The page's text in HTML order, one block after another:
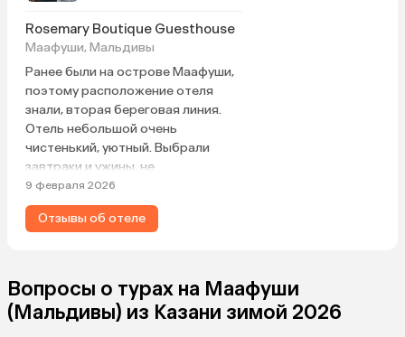
Rosemary Boutique Guesthouse
Маафуши, Мальдивы
Ранее были на острове Маафуши,
поэтому расположение отеля
знали, вторая береговая линия.
Отель небольшой очень
чистенький, уютный. Выбрали
завтраки и ужины, не
разочаровались! Не такое
разнообразие как в больших
отелях, но очень вкусно,
приносят сами, сидим как в
ресторане. Уборка, вода,
9 февраля 2026
Отзывы об отеле
Вопросы о турах на Маафуши
(Мальдивы) из Казани зимой 2026